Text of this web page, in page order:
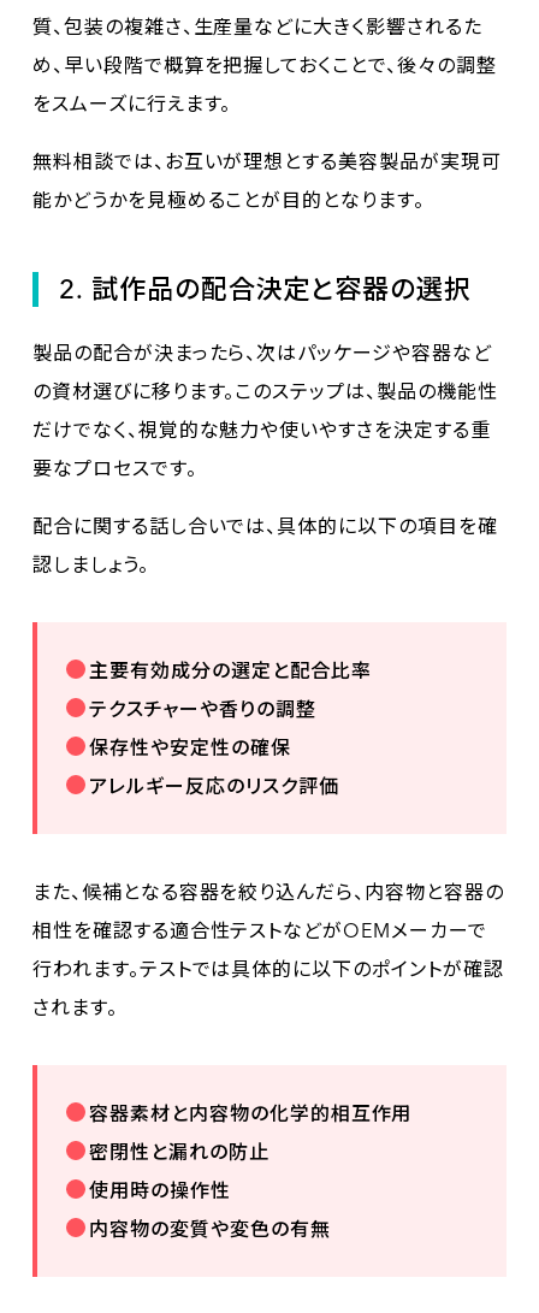
質、包装の複雑さ、生産量などに大きく影響されるた
め、早い段階で概算を把握しておくことで、後々の調整
をスムーズに行えます。
無料相談では、お互いが理想とする美容製品が実現可
能かどうかを見極めることが目的となります。
2. 試作品の配合決定と容器の選択
製品の配合が決まったら、次はパッケージや容器など
の資材選びに移ります。このステップは、製品の機能性
だけでなく、視覚的な魅力や使いやすさを決定する重
要なプロセスです。
配合に関する話し合いでは、具体的に以下の項目を確
認しましょう。
主要有効成分の選定と配合比率
テクスチャーや香りの調整
保存性や安定性の確保
アレルギー反応のリスク評価
また、候補となる容器を絞り込んだら、内容物と容器の
相性を確認する適合性テストなどがOEMメーカーで
行われます。テストでは具体的に以下のポイントが確認
されます。
容器素材と内容物の化学的相互作用
密閉性と漏れの防止
使用時の操作性
内容物の変質や変色の有無